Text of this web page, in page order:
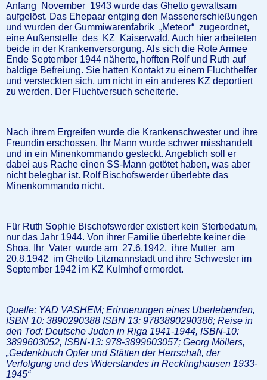
Anfang November 1943 wurde das Ghetto gewaltsam
aufgelöst. Das Ehepaar entging den Massenerschießungen
und wurden der Gummiwarenfabrik „Meteor“ zugeordnet,
eine Außenstelle des KZ Kaiserwald. Auch hier arbeiteten
beide in der Krankenversorgung. Als sich die Rote Armee
Ende September 1944 näherte, hofften Rolf und Ruth auf
baldige Befreiung. Sie hatten Kontakt zu einem Fluchthelfer
und versteckten sich, um nicht in ein anderes KZ deportiert
zu werden. Der Fluchtversuch scheiterte.
Nach ihrem Ergreifen wurde die Krankenschwester und ihre
Freundin erschossen. Ihr Mann wurde schwer misshandelt
und in ein Minenkommando gesteckt. Angeblich soll er
dabei aus Rache einen SS-Mann getötet haben, was aber
nicht belegbar ist. Rolf Bischofswerder überlebte das
Minenkommando nicht.
Für Ruth Sophie Bischofswerder existiert kein Sterbedatum,
nur das Jahr 1944. Von ihrer Familie überlebte keiner die
Shoa. Ihr Vater wurde am 27.6.1942, ihre Mutter am
20.8.1942 im Ghetto Litzmannstadt und ihre Schwester im
September 1942 im KZ Kulmhof ermordet.
Quelle: YAD VASHEM; Erinnerungen eines Überlebenden,
ISBN 10: 3890290388 ISBN 13: 9783890290386; Reise in
den Tod: Deutsche Juden in Riga 1941-1944, ISBN-10:
3899603052, ISBN-13: 978-3899603057; Georg Möllers,
„Gedenkbuch Opfer und Stätten der Herrschaft, der
Verfolgung und des Widerstandes in Recklinghausen 1933-
1945“